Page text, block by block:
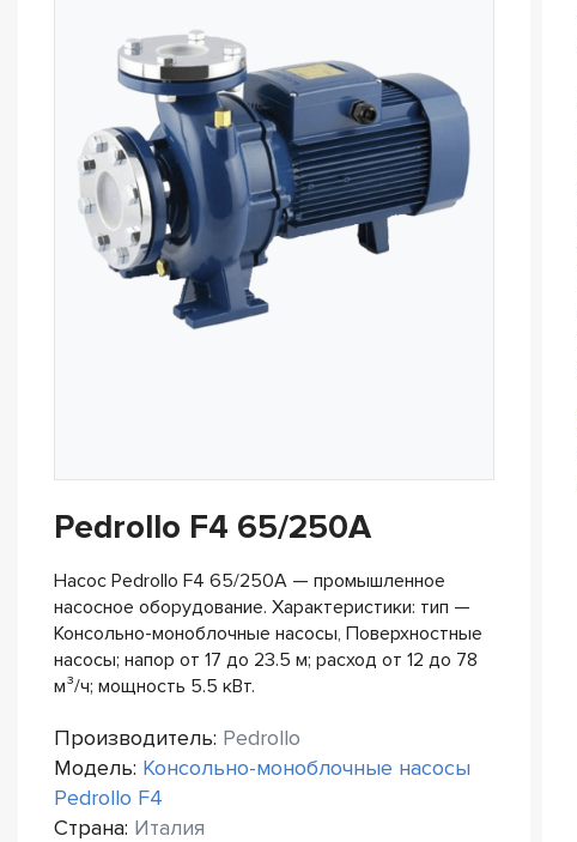
Pedrollo F4 65/250A
Насос Pedrollo F4 65/250A — промышленное
насосное оборудование. Характеристики: тип —
Консольно-моноблочные насосы, Поверхностные
насосы; напор от 17 до 23.5 м; расход от 12 до 78
м³/ч; мощность 5.5 кВт.
Производитель: Pedrollo
Модель: Консольно-моноблочные насосы
Pedrollo F4
Страна: Италия